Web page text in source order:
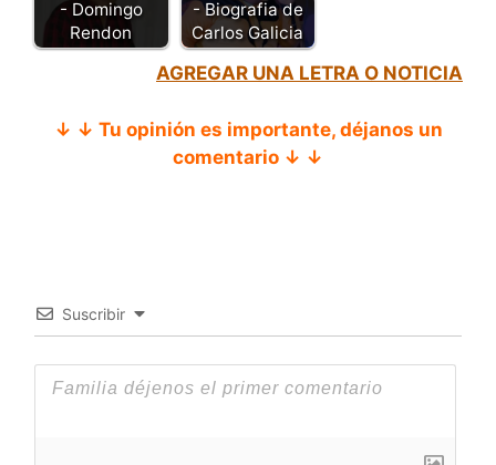
- Domingo
Rendon
- Biografia de
Carlos Galicia
AGREGAR UNA LETRA O NOTICIA
↓ ↓ Tu opinión es importante, déjanos un
comentario ↓ ↓
Suscribir